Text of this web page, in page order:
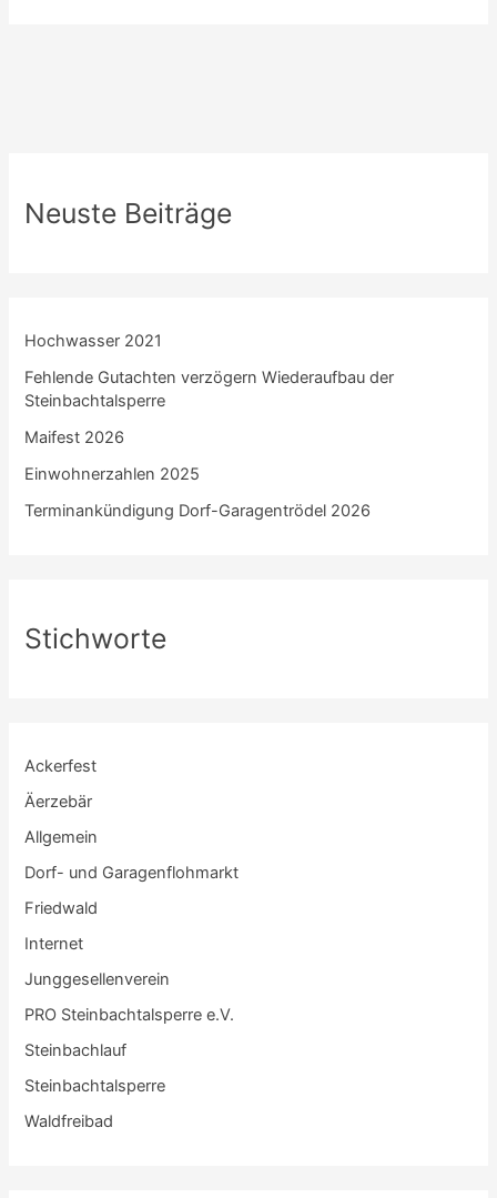
Neuste Beiträge
Hochwasser 2021
Fehlende Gutachten verzögern Wiederaufbau der
Steinbachtalsperre
Maifest 2026
Einwohnerzahlen 2025
Terminankündigung Dorf-Garagentrödel 2026
Stichworte
Ackerfest
Äerzebär
Allgemein
Dorf- und Garagenflohmarkt
Friedwald
Internet
Junggesellenverein
PRO Steinbachtalsperre e.V.
Steinbachlauf
Steinbachtalsperre
Waldfreibad